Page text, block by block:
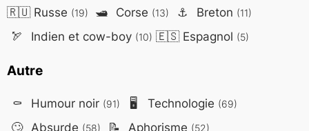
🇷🇺Russe (19) 🛥️ Corse (13) ⚓ Breton (11)
🏹 Indien et cow-boy (10) 🇪🇸Espagnol (5)
Autre
⚰️ Humour noir (91) 🖥️ Technologie (69)
🙄 Absurde (58) 📝 Aphorisme (52)